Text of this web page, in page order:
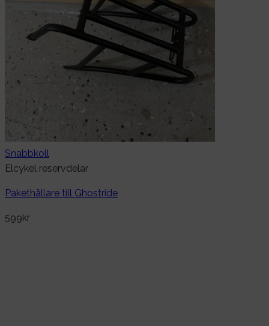
Snabbkoll
Elcykel reservdelar
Pakethållare till Ghostride
599kr